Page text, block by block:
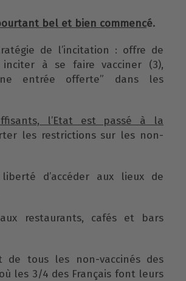
bel et bien commencé.
de l’incitation : offre de
à se faire vacciner (3),
entrée offerte” dans les
l’Etat est passé à la
les restrictions sur les non-
d’accéder aux lieux de
restaurants, cafés et bars
tous les non-vaccinés des
les 3/4 des Français font leurs